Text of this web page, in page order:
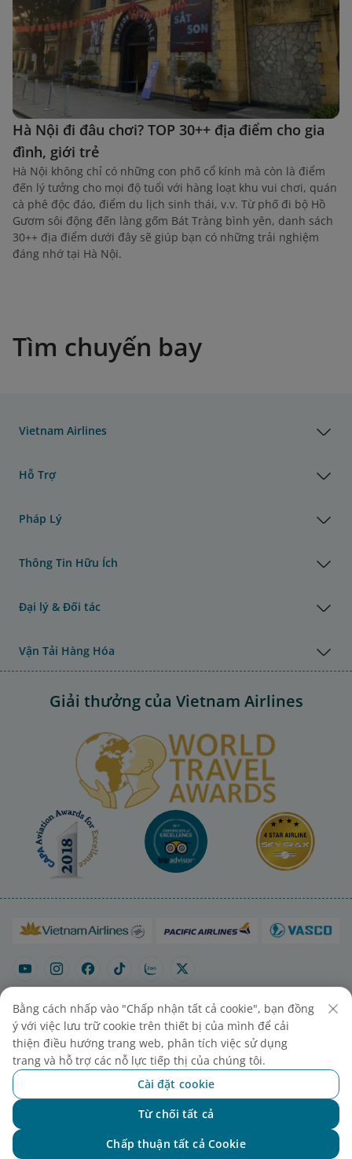
Hà Nội đi đâu chơi? TOP 30++ địa điểm cho gia
đình, giới trẻ
Hà Nội không chỉ có những con phố cổ kính mà còn là điểm
đến lý tưởng cho mọi độ tuổi với hàng loạt khu vui chơi, quán
cà phê độc đáo, điểm du lịch sinh thái, v.v. Từ phố đi bộ Hồ
Gươm sôi động đến làng gốm Bát Tràng bình yên, danh sách
30++ địa điểm dưới đây sẽ giúp bạn có những trải nghiệm
đáng nhớ tại Hà Nội.
Tìm chuyến bay
Vietnam Airlines
Hỗ Trợ
Pháp Lý
Thông Tin Hữu Ích
Đại lý & Đối tác
Vận Tải Hàng Hóa
Giải thưởng của Vietnam Airlines
Sơ đồ trangLiên hệ mua véCài đặt cookies
Bằng cách nhấp vào "Chấp nhận tất cả cookie", bạn đồng
ý với việc lưu trữ cookie trên thiết bị của mình để cải
thiện điều hướng trang web, phân tích việc sử dụng
trang và hỗ trợ các nỗ lực tiếp thị của chúng tôi.
Cài đặt cookie
Từ chối tất cả
Chấp thuận tất cả Cookie